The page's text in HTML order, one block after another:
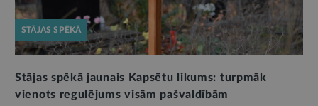
STĀJAS SPĒKĀ
Stājas spēkā jaunais Kapsētu likums: turpmāk
vienots regulējums visām pašvaldībām